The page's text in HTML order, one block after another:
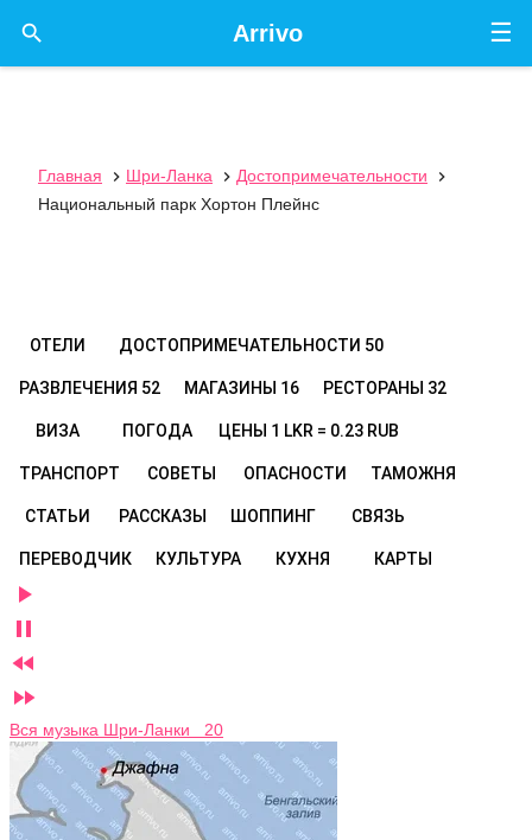
☰
Arrivo

Главная  Шри-Ланка  Достопримечательности

Национальный парк Хортон Плейнс
ОТЕЛИ ДОСТОПРИМЕЧАТЕЛЬНОСТИ 50
РАЗВЛЕЧЕНИЯ 52 МАГАЗИНЫ 16 РЕСТОРАНЫ 32
ВИЗА ПОГОДА ЦЕНЫ 1 LKR = 0.23 RUB
ТРАНСПОРТ СОВЕТЫ ОПАСНОСТИ ТАМОЖНЯ
СТАТЬИ РАССКАЗЫ ШОППИНГ СВЯЗЬ
ПЕРЕВОДЧИК КУЛЬТУРА КУХНЯ КАРТЫ




Вся музыка Шри-Ланки 20